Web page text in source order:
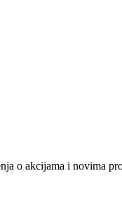
o akcijama i novima